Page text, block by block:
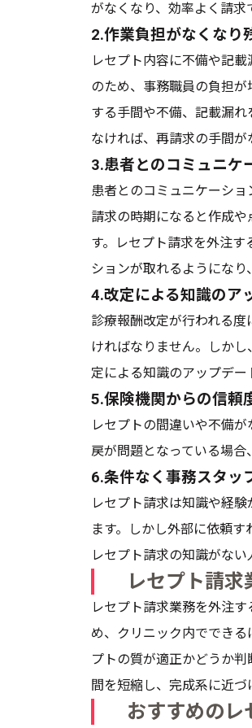
がなくなり、効率よく請求
2.作業負担がなくなり
レセプト内容に不備や記
のため、事務職員の負担
する手間や不備、記載漏
なければ、再請求の手間が
3.患者とのコミュニケ
患者とのコミュニケーシ
請求の時期になると作成
す。レセプト請求を外注
ションが取れるようになり
4.改定による知識のア
診療報酬改定が行われる
ければなりません。しか
定による知識のアップデー
5.保険機関からの信頼
レセプトの間違いや不備
戻が問題となっている場合
6.条件なく事務スタッ
レセプト請求は知識や経
ます。しかし外部に依頼
レセプト請求の知識がない
レセプト請
レセプト請求業務を外注
め、クリニック内ででき
プトの質が適正かどうか
間を短縮し、完成系に近づ
おすすめのレ